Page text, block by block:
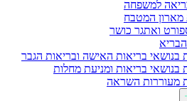
למשפחה
מארון המטבח
ואתגר כושר
בנושאי בריאות האישה ובריאות הגבר
בנושאי בריאות ומניעת מחלות
מעוררות השראה